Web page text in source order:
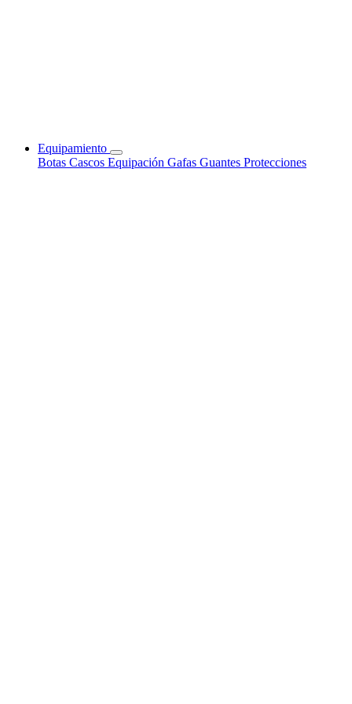
Equipamiento
Botas Cascos Equipación Gafas Guantes Protecciones